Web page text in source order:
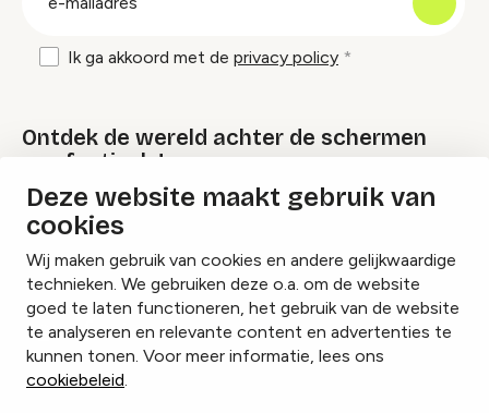
Deze website maakt gebruik van
cookies
Wij maken gebruik van cookies en andere gelijkwaardige
technieken. We gebruiken deze o.a. om de website
goed te laten functioneren, het gebruik van de website
te analyseren en relevante content en advertenties te
kunnen tonen. Voor meer informatie, lees ons
cookiebeleid.
Ik ga akkoord met de privacy policy
Ontdek de wereld achter de schermen
van festivals!
Lees onze Festival Specials
InstagramFacebookLinkedIn